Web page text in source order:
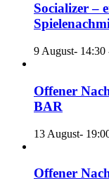
Socializer –
9 August- 14:30
Offener
BAR
13 August-
Offener